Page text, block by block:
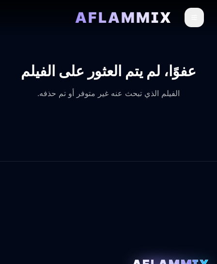
AFLAMMIX
عفوًا، لم يتم العثور على الفيلم
الفيلم الذي تبحث عنه غير متوفر أو تم حذفه.